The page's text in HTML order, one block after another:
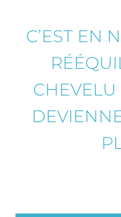
C’EST EN
CHEVELU